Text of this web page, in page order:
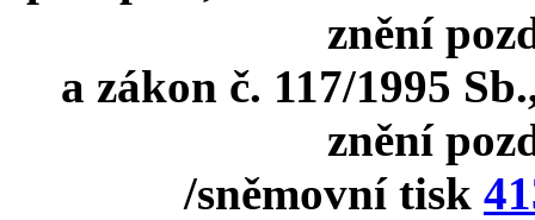
znění
a zákon č. 117/1995
znění
/sněmovní tisk